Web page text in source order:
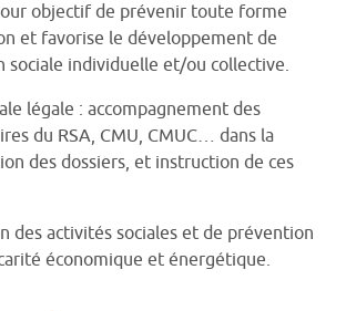
objectif de prévenir toute forme
et favorise le développement de
sociale individuelle et/ou collective.
légale : accompagnement des
du RSA, CMU, CMUC… dans la
des dossiers, et instruction de ces
des activités sociales et de prévention
économique et énergétique.